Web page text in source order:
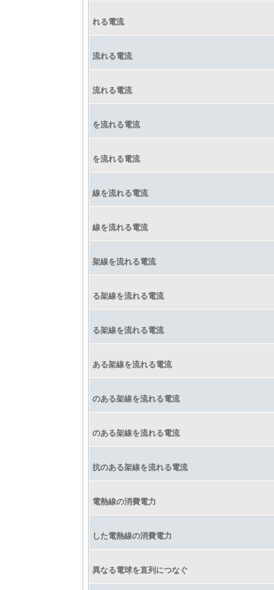
れる電流
流れる電流
流れる電流
を流れる電流
を流れる電流
線を流れる電流
線を流れる電流
架線を流れる電流
る架線を流れる電流
る架線を流れる電流
ある架線を流れる電流
のある架線を流れる電流
のある架線を流れる電流
抗のある架線を流れる電流
電熱線の消費電力
した電熱線の消費電力
異なる電球を直列につなぐ